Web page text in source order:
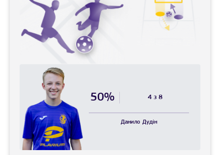
50% 4 з 8
Данило Дудін